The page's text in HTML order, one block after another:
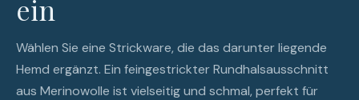
ein
Wählen Sie eine Strickware, die das darunter liegende
Hemd ergänzt. Ein feingestrickter Rundhalsausschnitt
aus Merinowolle ist vielseitig und schmal, perfekt für